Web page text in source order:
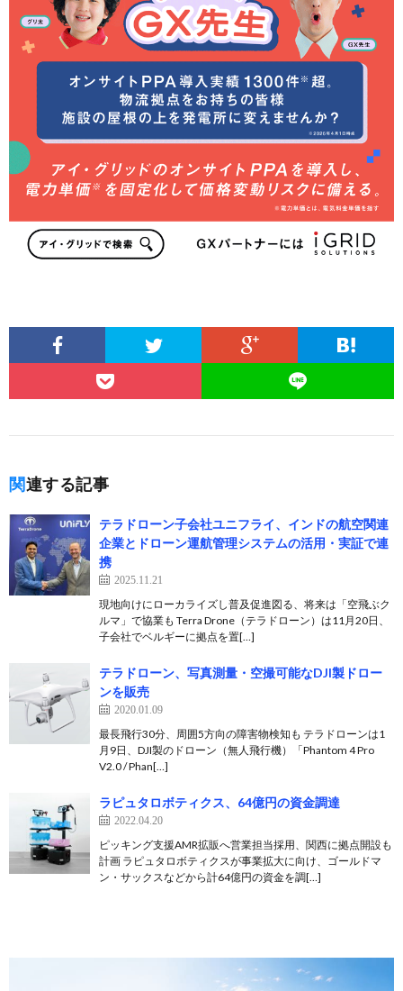
関連する記事
テラドローン子会社ユニフライ、インドの航空関連
企業とドローン運航管理システムの活用・実証で連
携
2025.11.21
現地向けにローカライズし普及促進図る、将来は「空飛ぶク
ルマ」で協業も Terra Drone（テラドローン）は11月20日、
子会社でベルギーに拠点を置[…]
テラドローン、写真測量・空撮可能なDJI製ドロー
ンを販売
2020.01.09
最長飛行30分、周囲5方向の障害物検知も テラドローンは1
月9日、DJI製のドローン（無人飛行機）「Phantom 4 Pro
V2.0 / Phan[…]
ラピュタロボティクス、64億円の資金調達
2022.04.20
ピッキング支援AMR拡販へ営業担当採用、関西に拠点開設も
計画 ラピュタロボティクスが事業拡大に向け、ゴールドマ
ン・サックスなどから計64億円の資金を調[…]